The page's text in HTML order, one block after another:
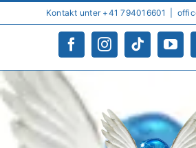
to
Kontakt unter +41 794016601
FacebookInstagramTiktok